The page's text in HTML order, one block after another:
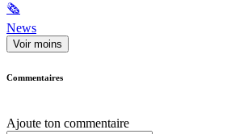
🗞
News
Voir moins
Commentaires
Ajoute ton commentaire